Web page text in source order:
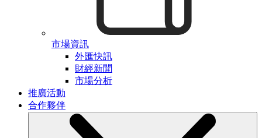
市場資訊
外匯快訊
財經新聞
市場分析
推廣活動
合作夥伴